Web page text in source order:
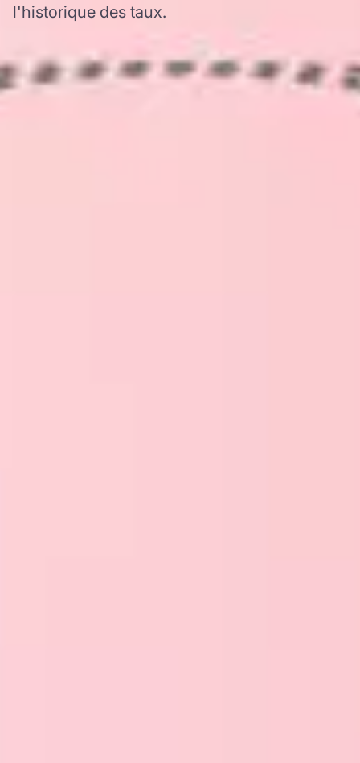
l'historique des taux.